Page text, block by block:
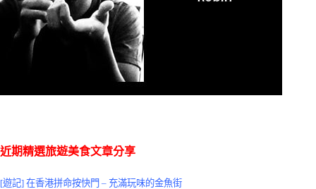
近期精選旅遊美食文章分享
[遊記] 在香港拼命按快門 – 充滿玩味的金魚街